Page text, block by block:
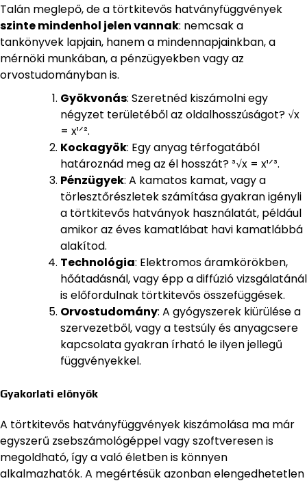
Talán meglepő, de a törtkitevős hatványfüggvények
szinte mindenhol jelen vannak: nemcsak a
tankönyvek lapjain, hanem a mindennapjainkban, a
mérnöki munkában, a pénzügyekben vagy az
orvostudományban is.
Gyökvonás: Szeretnéd kiszámolni egy
négyzet területéből az oldalhosszúságot? √x
= x¹ᐟ².
Kockagyök: Egy anyag térfogatából
határoznád meg az él hosszát? ³√x = x¹ᐟ³.
Pénzügyek: A kamatos kamat, vagy a
törlesztőrészletek számítása gyakran igényli
a törtkitevős hatványok használatát, például
amikor az éves kamatlábat havi kamatlábbá
alakítod.
Technológia: Elektromos áramkörökben,
hőátadásnál, vagy épp a diffúzió vizsgálatánál
is előfordulnak törtkitevős összefüggések.
Orvostudomány: A gyógyszerek kiürülése a
szervezetből, vagy a testsúly és anyagcsere
kapcsolata gyakran írható le ilyen jellegű
függvényekkel.
Gyakorlati előnyök
A törtkitevős hatványfüggvények kiszámolása ma már
egyszerű zsebszámológéppel vagy szoftveresen is
megoldható, így a való életben is könnyen
alkalmazhatók. A megértésük azonban elengedhetetlen